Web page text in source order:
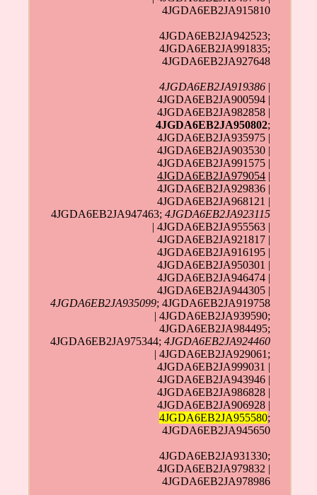
4JGDA6EB2JA915810
4JGDA6EB2JA942523;
4JGDA6EB2JA991835;
4JGDA6EB2JA927648
4JGDA6EB2JA919386
4JGDA6EB2JA900594 |
4JGDA6EB2JA982858 |
4JGDA6EB2JA950802;
4JGDA6EB2JA935975 |
4JGDA6EB2JA903530 |
4JGDA6EB2JA991575 |
4JGDA6EB2JA979054
4JGDA6EB2JA929836 |
4JGDA6EB2JA968121 |
4JGDA6EB2JA947463;4JGDA6EB2JA923115
| 4JGDA6EB2JA955563 |
4JGDA6EB2JA921817 |
4JGDA6EB2JA916195 |
4JGDA6EB2JA950301 |
4JGDA6EB2JA946474 |
4JGDA6EB2JA944305 |
4JGDA6EB2JA935099; 4JGDA6EB2JA919758
| 4JGDA6EB2JA939590;
4JGDA6EB2JA984495;
4JGDA6EB2JA975344;4JGDA6EB2JA924460
| 4JGDA6EB2JA929061;
4JGDA6EB2JA999031 |
4JGDA6EB2JA943946 |
4JGDA6EB2JA986828 |
4JGDA6EB2JA906928 |
4JGDA6EB2JA955580;
4JGDA6EB2JA945650
4JGDA6EB2JA931330;
4JGDA6EB2JA979832 |
4JGDA6EB2JA978986